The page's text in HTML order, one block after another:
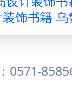
饰书籍 乌
0571-